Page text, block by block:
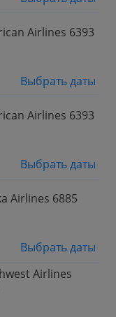
Airlines 6393
Выбрать даты
Airlines 6393
Выбрать даты
Airlines 6885
Выбрать даты
Airlines